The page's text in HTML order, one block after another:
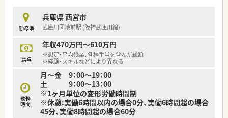
ます。
■全国転勤が可能なナショナルコースを選択した場合は、月5万
円の家賃手当や別途手当が支給され、さらに高収入を目指せま
す。
■昇給は年1回、賞与は年2回確実に支給されるため、将来を見据
えた安定的なライフプランを構築することが可能な求人案件で
【職場環境と雰囲気】
■会社全体で非喫煙を推奨しているため、職場にタバコの臭いが
なく、健康意識の高い清潔な環境で気持ちよく勤務することが可
能です。
勤務地
兵庫県 西宮市
武庫川団地前駅 (阪神武庫川線)
給与
年収470万円～610万円
※想定・平均残業、各種手当を含んだ総額
※経験・スキルなどにより異なる
勤務
時間
月～金 9：00～19：00
土 9：00～13：00
※1ヶ月単位の変形労働時間制
※休憩:実働6時間以内の場合0分、実働6時間超の場合
45分、実働8時間超の場合60分